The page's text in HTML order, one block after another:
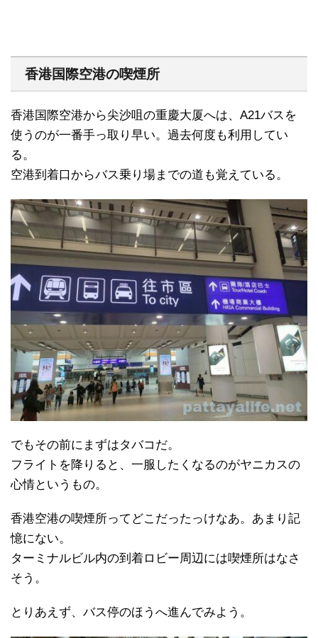
香港国際空港の喫煙所
香港国際空港から尖沙咀の重慶大厦へは、A21バスを
使うのが一番手っ取り早い。過去何度も利用してい
る。
空港到着口からバス乗り場までの道も覚えている。
でもその前にまずはタバコだ。
フライトを降りると、一服したくなるのがヤニカスの
心情というもの。
香港空港の喫煙所ってどこだったっけなあ。あまり記
憶にない。
ターミナルビル内の到着ロビー周辺には喫煙所はなさ
そう。
とりあえず、バス停のほうへ進んでみよう。